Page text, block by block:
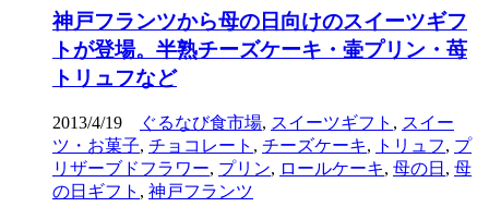
神戸フランツから母の日向けのスイーツギフ
トが登場。半熟チーズケーキ・壷プリン・苺
トリュフなど
2013/4/19 ぐるなび食市場, スイーツギフト , スイー
ツ・お菓子, チョコレート , チーズケーキ, トリュフ, プ
リザーブドフラワー, プリン, ロールケーキ, 母の日 , 母
の日ギフト , 神戸フランツ